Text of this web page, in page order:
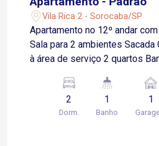
Vila Rica 2 - Sorocaba/SP
Apartamento no 12º andar
Sala para 2 ambientes Sacada
à área de serviço 2 quartos
minuto da Rua Dr. Luiz Mendes
minutos da Avenida Dr.
Aproximadamente 500
2
Dorm.
1
Banho
1